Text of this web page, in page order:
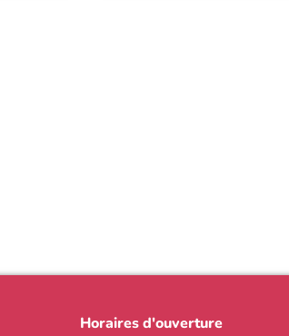
Horaires d'ouverture